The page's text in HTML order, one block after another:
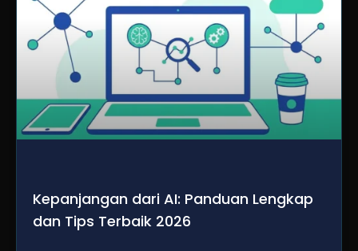
Kepanjangan dari AI: Panduan Lengkap
dan Tips Terbaik 2026